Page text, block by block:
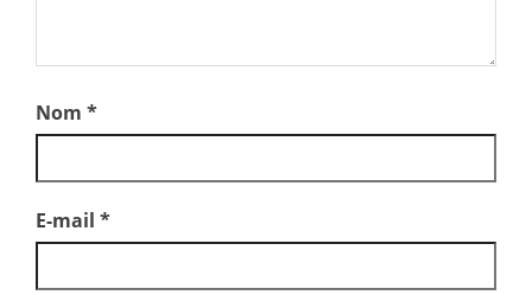
Nom *
E-mail *